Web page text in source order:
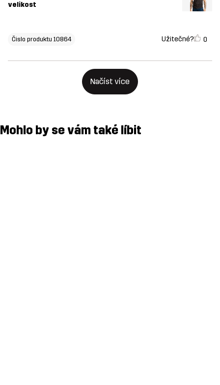
velikost
Čislo produktu 10864 Užitečné? 0
Načíst více
Mohlo by se vám také líbit